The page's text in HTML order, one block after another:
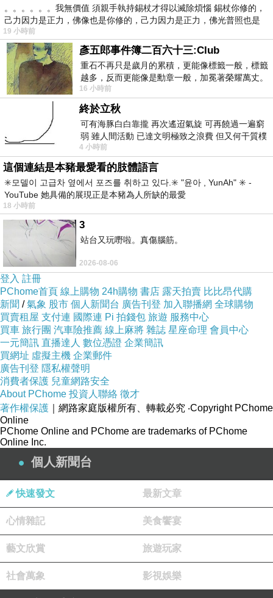
限量特優價格按鈕
。。。。。。我無價值 須親手執持錫杖才得以滅除煩惱 錫杖你修的，
己力因力是正力，佛像也是你修的，己力因力是正力，佛光普照也是
19 小時前
彥五郎事件簿二百六十三:Club
重石不再只是歲月的累積，更能像標籤一般，標籤
越多，反而更能像是勳章一般，加冕著榮耀萬丈。
習慣一如縱容，成了再難輕輕放下的罪證
16 小時前
終於立秋
可有海豚白白靠攏 再次遙迢氣旋 可再饒過一遍窮
弱 雖人間活動 已達文明極致之浪費 但又何干質樸
者 只能白白陪葬
4 小時前
這個連結是本豬最愛看的肢體語言
✳️모델이 고급차 옆에서 포즈를 취하고 있다.✳️ "윤아 , YunAh" ✳️ -
YouTube 她具備的展現正是本豬為人所缺的最愛
18 小時前
3
站台又玩嘢啦。真傷腦筋。
2026-08-06
登入 註冊
PChome首頁 線上購物 24h購物 書店 露天拍賣 比比昂代購
新聞 /氣象 股市 個人新聞台 廣告刊登 加入聯播網 全球購物
買賣租屋 支付連 國際連 Pi 拍錢包 旅遊 服務中心
買車 旅行團 汽車險推薦 線上麻將 雜誌 星座命理 會員中心
一元簡訊 直播達人 數位憑證 企業簡訊
買網址 虛擬主機 企業郵件
廣告刊登 隱私權聲明
消費者保護 兒童網路安全
About PChome 投資人聯絡 徵才
著作權保護 ｜網路家庭版權所有、轉載必究 ‧Copyright PChome
Online
PChome Online and PChome are trademarks of PChome
Online Inc.
個人新聞台
快速發文 最新文章
心情雜記 美食饗宴
藝文欣賞 旅遊玩家
社會萬象 影視娛樂